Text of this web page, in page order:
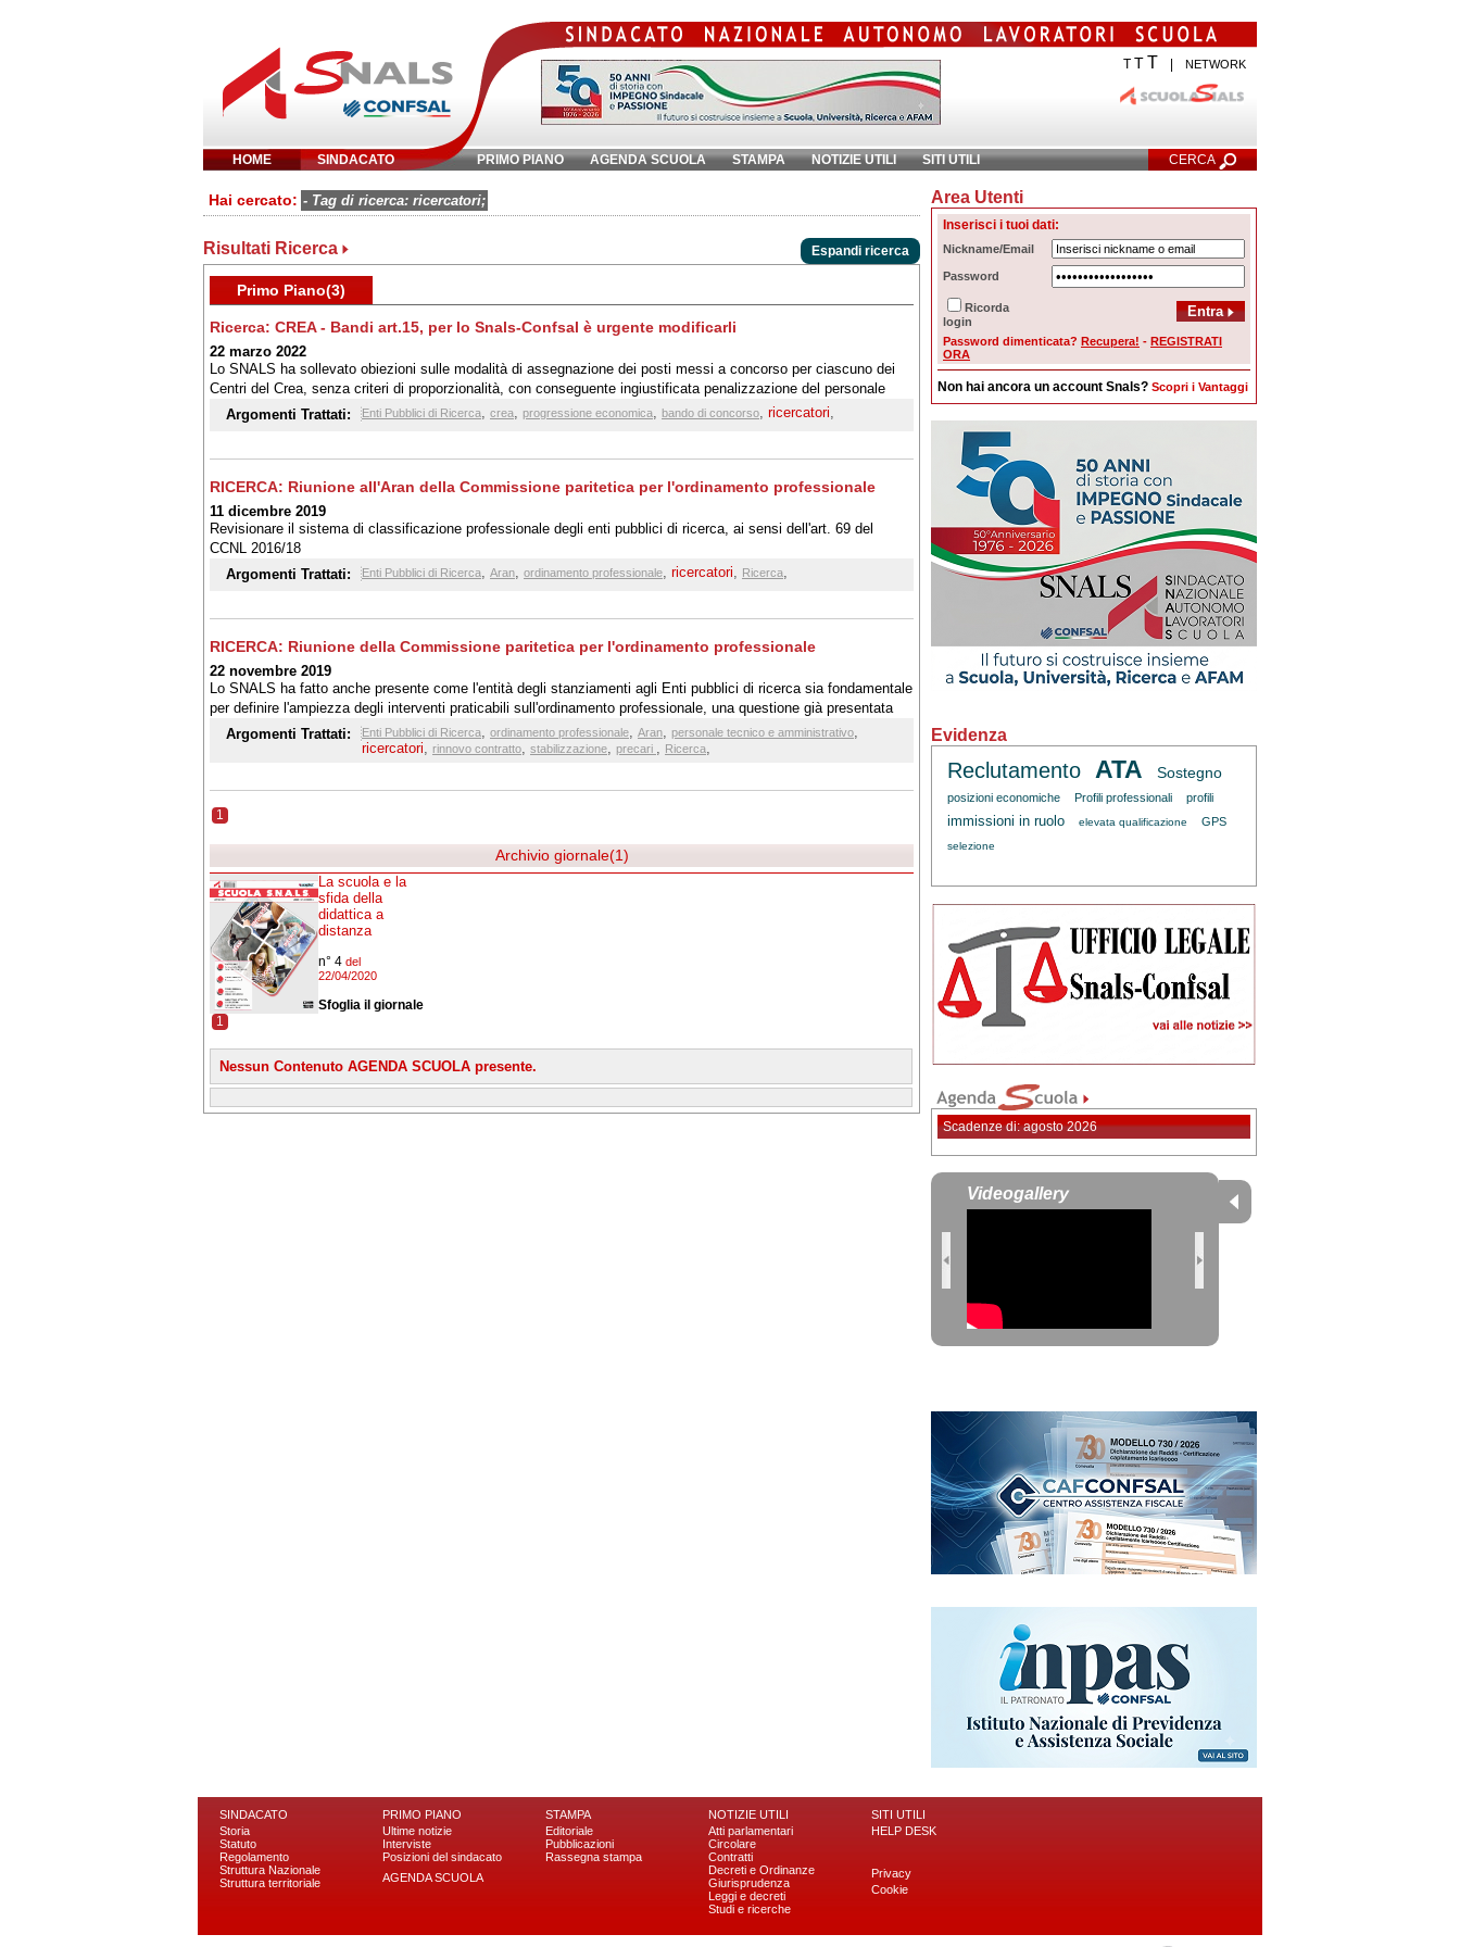
T TT NETWORK
HOME SINDACATO PRIMO PIANO AGENDA SCUOLA STAMPA NOTIZIE UTILI SITI UTILI CERCA
Inserisci parola chiave: Ricerca Avanzata
Hai cercato: - Tag di ricerca: ricercatori;
Risultati Ricerca Espandi ricerca
Primo Piano(3)
Ricerca: CREA - Bandi art.15, per lo Snals-Confsal è urgente modificarli
22 marzo 2022
Lo SNALS ha sollevato obiezioni sulle modalità di assegnazione dei posti messi a concorso per ciascuno dei
Centri del Crea, senza criteri di proporzionalità, con conseguente ingiustificata penalizzazione del personale
scientifico di alcuni Centri stessi
Argomenti Trattati: Enti Pubblici di Ricerca, crea, progressione economica, bando di concorso, ricercatori,
RICERCA: Riunione all'Aran della Commissione paritetica per l'ordinamento professionale
11 dicembre 2019
Revisionare il sistema di classificazione professionale degli enti pubblici di ricerca, ai sensi dell'art. 69 del
CCNL 2016/18
Argomenti Trattati:
Enti Pubblici di Ricerca, Aran, ordinamento professionale, ricercatori, Ricerca,
RICERCA: Riunione della Commissione paritetica per l'ordinamento professionale
22 novembre 2019
Lo SNALS ha fatto anche presente come l'entità degli stanziamenti agli Enti pubblici di ricerca sia fondamentale
per definire l'ampiezza degli interventi praticabili sull'ordinamento professionale, una questione già presentata
dallo stesso direttore dell'Aran nel primo incontro; in assenza di certezze sulle coperture finanziarie diventa
concreto il rischio che il lavoro della Commissione si riduca alla scrittura di un bel libro dei sogni
Argomenti Trattati: Enti Pubblici di Ricerca, ordinamento professionale, Aran, personale tecnico e amministrativo,
ricercatori, rinnovo contratto, stabilizzazione, precari , Ricerca,
1
Archivio giornale(1)
La scuola e la
sfida della
didattica a
distanza
n° 4 del
22/04/2020
Sfoglia il giornale
1
Nessun Contenuto AGENDA SCUOLA presente.
Area Utenti
Inserisci i tuoi dati:
Nickname/Email
Password
Ricorda
login
Password dimenticata? Recupera! - REGISTRATI
ORA
Non hai ancora un account Snals? Scopri i Vantaggi
Evidenza
Reclutamento ATA Sostegno
posizioni economiche Profili professionali profili
immissioni in ruolo elevata qualificazione GPS
selezione
Scadenze di: agosto 2026
Videogallery
SINDACATO
Storia
Statuto
Regolamento
Struttura Nazionale
Struttura territoriale
PRIMO PIANO
Ultime notizie
Interviste
Posizioni del sindacato
AGENDA SCUOLA
STAMPA
Editoriale
Pubblicazioni
Rassegna stampa
NOTIZIE UTILI
Atti parlamentari
Circolare
Contratti
Decreti e Ordinanze
Giurisprudenza
Leggi e decreti
Studi e ricerche
SITI UTILI
HELP DESK
Privacy
Cookie